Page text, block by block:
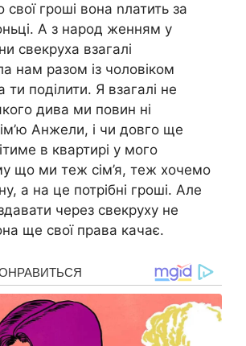
свої гроші вона nлатить за
А з народ женням у
свекруха взагалі
нам разом із чоловіком
поділити. Я взагалі не
дива ми повин ні
Анжели, і чи довго ще
в квартирі у мого
що ми теж сім’я, теж хочемо
а на це потрібні гроші. Але
через свекруху не
ще свої права качає.